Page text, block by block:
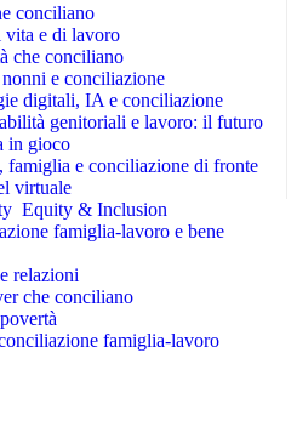
conciliano
vita e di lavoro
che conciliano
e conciliazione
digitali, IA e conciliazione
genitoriali e lavoro: il futuro
in gioco
famiglia e conciliazione di fronte
virtuale
Equity & Inclusion
famiglia-lavoro e bene
relazioni
che conciliano
famiglia-lavoro